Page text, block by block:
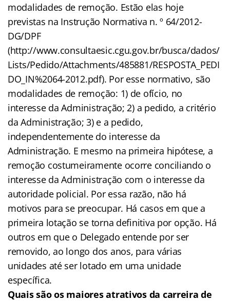
modalidades de remoção. Estão elas hoje
previstas na Instrução Normativa n. º 64/2012-
DG/DPF
(http://www.consultaesic.cgu.gov.br/busca/dados/
Lists/Pedido/Attachments/485881/RESPOSTA_PEDI
DO_IN%2064-2012.pdf). Por esse normativo, são
modalidades de remoção: 1) de ofício, no
interesse da Administração; 2) a pedido, a critério
da Administração; 3) e a pedido,
independentemente do interesse da
Administração. E mesmo na primeira hipótese, a
remoção costumeiramente ocorre conciliando o
interesse da Administração com o interesse da
autoridade policial. Por essa razão, não há
motivos para se preocupar. Há casos em que a
primeira lotação se torna definitiva por opção. Há
outros em que o Delegado entende por ser
removido, ao longo dos anos, para várias
unidades até ser lotado em uma unidade
específica.
Quais são os maiores atrativos da carreira de